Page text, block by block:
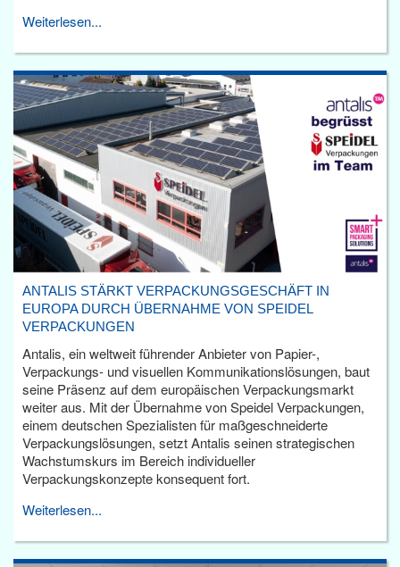
Weiterlesen...
ANTALIS STÄRKT VERPACKUNGSGESCHÄFT IN
EUROPA DURCH ÜBERNAHME VON SPEIDEL
VERPACKUNGEN
Antalis, ein weltweit führender Anbieter von Papier-,
Verpackungs- und visuellen Kommunikationslösungen, baut
seine Präsenz auf dem europäischen Verpackungsmarkt
weiter aus. Mit der Übernahme von Speidel Verpackungen,
einem deutschen Spezialisten für maßgeschneiderte
Verpackungslösungen, setzt Antalis seinen strategischen
Wachstumskurs im Bereich individueller
Verpackungskonzepte konsequent fort.
Weiterlesen...